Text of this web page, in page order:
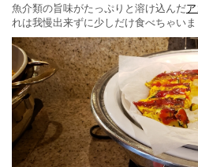
魚介類の旨味がたっぷりと溶け込んだ
れは我慢出来ずに少しだけ食べちゃいま